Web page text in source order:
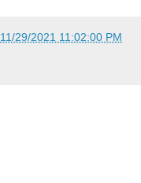
11/29/2021 11:02:00 PM